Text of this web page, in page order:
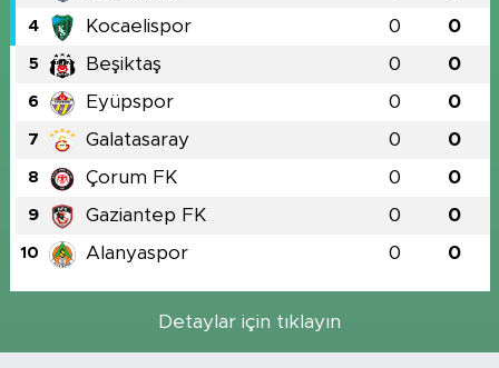
4 Kocaelispor 0 0
5 Beşiktaş 0 0
6 Eyüpspor 0 0
7 Galatasaray 0 0
8 Çorum FK 0 0
9 Gaziantep FK 0 0
10 Alanyaspor 0 0
Detaylar için tıklayın